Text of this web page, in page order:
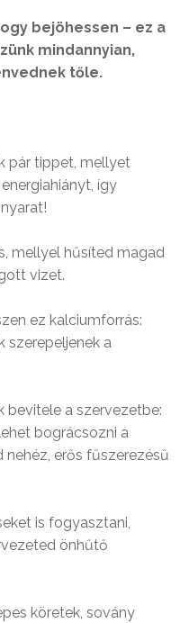
bejöhessen – ez a
mindannyian,
tőle.
pár tippet, mellyet
így
mellyel hűsíted magad
vizet.
ez kalciumforrás:
szerepeljenek a
bevitele a szervezetbe:
bográcsozni a
nehéz, erős fűszerezésű
is fogyasztani,
önhűtő
köretek, sovány